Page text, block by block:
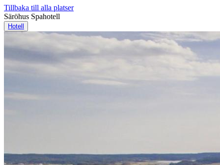
Tillbaka till alla platser
Säröhus Spahotell
Hotell